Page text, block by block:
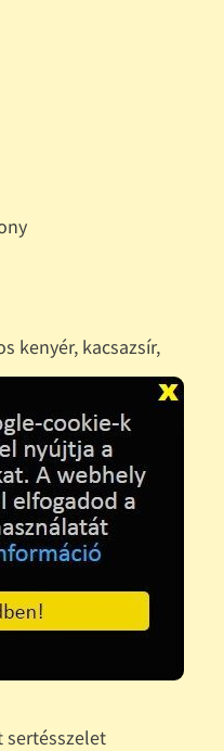
kenyér, kacsazsír,
rizs
sertésszelet